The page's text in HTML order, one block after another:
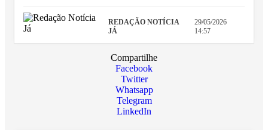
REDAÇÃO NOTÍCIA
JÁ
29/05/2026
14:57
Compartilhe
Facebook
Twitter
Whatsapp
Telegram
LinkedIn